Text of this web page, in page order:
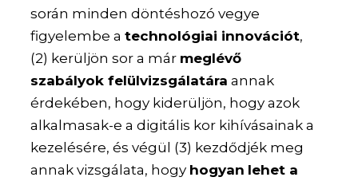
során minden döntéshozó vegye
figyelembe atechnológiai innovációt,
(2) kerüljön sor a már meglévő
szabályok felülvizsgálatára annak
érdekében, hogy kiderüljön, hogy azok
alkalmasak-e a digitális kor kihívásainak a
kezelésére, és végül (3) kezdődjék meg
annak vizsgálata, hogy hogyan lehet a